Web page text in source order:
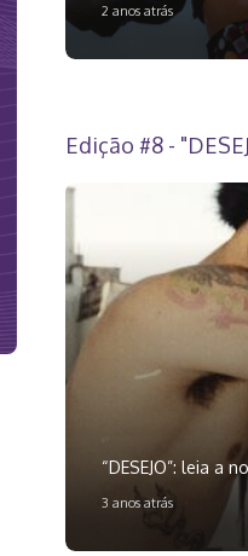
2 anos atrás
Edição #8 -
“DESEJO”: leia a
3 anos atrás